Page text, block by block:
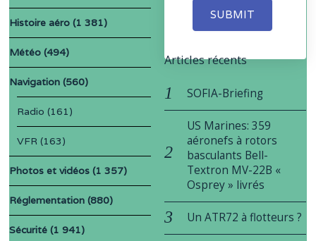
SUBMIT
Histoire aéro (1 381)
Météo (494)
Navigation (560)
Radio (161)
VFR (163)
Photos et vidéos (1 357)
Réglementation (880)
Sécurité (1 941)
Articles récents
SOFIA-Briefing
US Marines: 359
aéronefs à rotors
basculants Bell-
Textron MV-22B «
Osprey » livrés
Un ATR72 à flotteurs ?